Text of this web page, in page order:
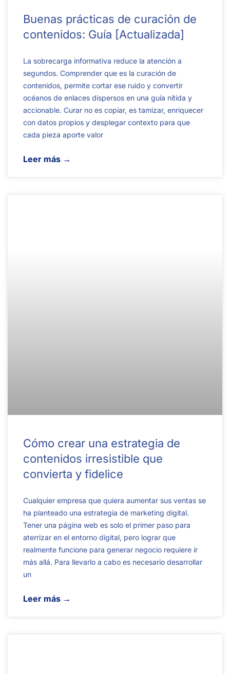
Buenas prácticas de curación de
contenidos: Guía [Actualizada]
La sobrecarga informativa reduce la atención a
segundos. Comprender que es la curación de
contenidos, permite cortar ese ruido y convertir
océanos de enlaces dispersos en una guía nítida y
accionable. Curar no es copiar, es tamizar, enriquecer
con datos propios y desplegar contexto para que
cada pieza aporte valor
Leer más →
Cómo crear una estrategia de
contenidos irresistible que
convierta y fidelice
Cualquier empresa que quiera aumentar sus ventas se
ha planteado una estrategia de marketing digital.
Tener una página web es solo el primer paso para
aterrizar en el entorno digital, pero lograr que
realmente funcione para generar negocio requiere ir
más allá. Para llevarlo a cabo es necesario desarrollar
un
Leer más →